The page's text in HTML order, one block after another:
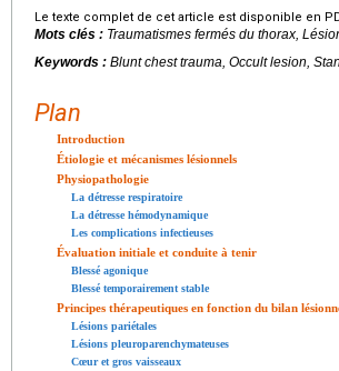
Le texte complet de cet article est disponible en
Mots clés : Traumatismes fermés du thorax,
Keywords : Blunt chest trauma, Occult lesion,
Plan
Introduction
Étiologie et mécanismes lésionnels
Physiopathologie
La détresse respiratoire
La détresse hémodynamique
Les complications infectieuses
Évaluation initiale et conduite à tenir
Blessé agonique
Blessé temporairement stable
Principes thérapeutiques en fonction du bilan
Lésions pariétales
Lésions pleuroparenchymateuses
Cœur et gros vaisseaux